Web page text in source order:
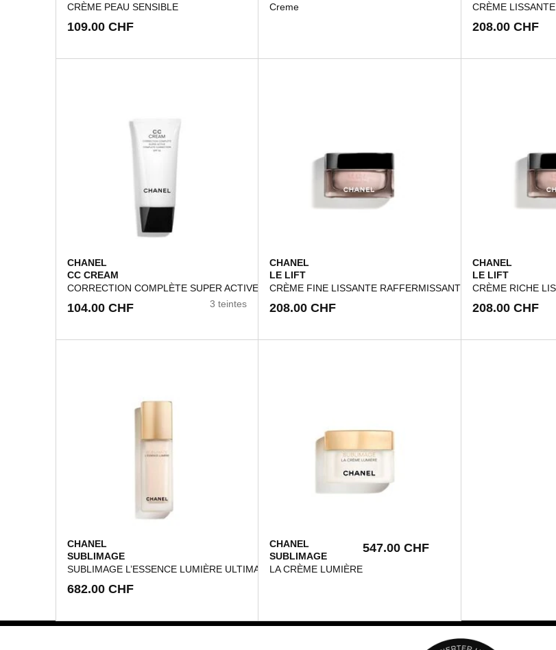
CRÈME PEAU SENSIBLE
109.00 CHF
Creme
CRÈME
208.00 CHF
CHANEL
CC CREAM
CORRECTION COMPLÈTE SUPER ACTIVE SPF 50
104.00 CHF 3 teintes
CHANEL
LE LIFT
CRÈME FINE LISSANTE RAFFERMISSANTE
208.00 CHF
CHANEL
LE LIFT
CRÈME RICHE
208.00 CHF
CHANEL
SUBLIMAGE
SUBLIMAGE L’ESSENCE LUMIÈRE ULTIMATIVE PERFEKTION DER HAUT
682.00 CHF
CHANEL
SUBLIMAGE
LA CRÈME LUMIÈRE
547.00 CHF